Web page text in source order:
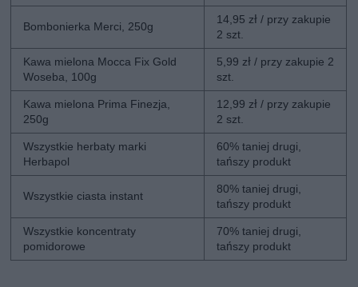
Bombonierka Merci, 250g
14,95 zł / przy zakupie
2 szt.
Kawa mielona Mocca Fix Gold
Woseba, 100g
5,99 zł / przy zakupie 2
szt.
Kawa mielona Prima Finezja,
250g
12,99 zł / przy zakupie
2 szt.
Wszystkie herbaty marki
Herbapol
60% taniej drugi,
tańszy produkt
Wszystkie ciasta instant
80% taniej drugi,
tańszy produkt
Wszystkie koncentraty
pomidorowe
70% taniej drugi,
tańszy produkt